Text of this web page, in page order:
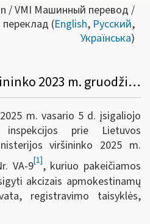
/ VMI Машинный перевод /
(English, Русский,
Українська)
Dėl VMI PRIE FM viršininko 2023 m. gruodžio 27 d. įsakymo Nr. VA-99 pakeitimo
m. vasario 5 d. įsigaliojo
inspekcijos prie Lietuvos
viršininko 2025 m.
VA-9[1], kuriuo pakeičiamos
akcizais apmokestinamų
registravimo taisyklės,